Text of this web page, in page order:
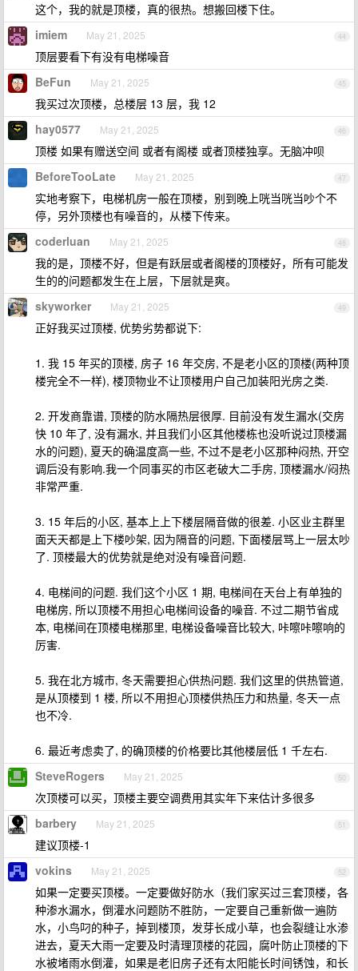
这个，我的就是顶楼，真的很热。想搬回楼下住。
44
imiem May 21, 2025
顶层要看下有没有电梯噪音
45
BeFun May 21, 2025
我买过次顶楼，总楼层 13 层，我 12
46
hay0577 May 21, 2025
顶楼 如果有赠送空间 或者有阁楼 或者顶楼独享。无脑冲呗
47
BeforeTooLate May 21, 2025
实地考察下，电梯机房一般在顶楼，别到晚上咣当咣当吵个不
停，另外顶楼也有噪音的，从楼下传来。
48
coderluan May 21, 2025
我的是，顶楼不好，但是有跃层或者阁楼的顶楼好，所有可能发
生的的问题都发生在上层，下层就是爽。
49
skyworker May 21, 2025
正好我买过顶楼, 优势劣势都说下:
1. 我 15 年买的顶楼, 房子 16 年交房, 不是老小区的顶楼(两种顶
楼完全不一样), 楼顶物业不让顶楼用户自己加装阳光房之类.
2. 开发商靠谱, 顶楼的防水隔热层很厚. 目前没有发生漏水(交房
快 10 年了, 没有漏水, 并且我们小区其他楼栋也没听说过顶楼漏
水的问题), 夏天的确温度高一些, 不过不是老小区那种闷热, 开空
调后没有影响.我一个同事买的市区老破大二手房, 顶楼漏水/闷热
非常严重.
3. 15 年后的小区, 基本上上下楼层隔音做的很差. 小区业主群里
面天天都是上下楼吵架, 因为隔音的问题, 下面楼层骂上一层太吵
了. 顶楼最大的优势就是绝对没有噪音问题.
4. 电梯间的问题. 我们这个小区 1 期, 电梯间在天台上有单独的
电梯房, 所以顶楼不用担心电梯间设备的噪音. 不过二期节省成
本, 电梯间在顶楼电梯那里, 电梯设备噪音比较大, 咔嚓咔嚓响的
厉害.
5. 我在北方城市, 冬天需要担心供热问题. 我们这里的供热管道,
是从顶楼到 1 楼, 所以不用担心顶楼供热压力和热量, 冬天一点
也不冷.
6. 最近考虑卖了, 的确顶楼的价格要比其他楼层低 1 千左右.
50
SteveRogers May 21, 2025
次顶楼可以买，顶楼主要空调费用其实年下来估计多很多
51
barbery May 21, 2025
建议顶楼-1
52
vokins May 21, 2025
如果一定要买顶楼。一定要做好防水（我们家买过三套顶楼，各
种渗水漏水，倒灌水问题防不胜防，一定要自己重新做一遍防
水，小鸟叼的种子，掉到楼顶，发芽长成小草，也会裂缝让水渗
进去，夏天大雨一定要及时清理顶楼的花园，腐叶防止顶楼的下
水被堵雨水倒灌，如果是老旧房子还有太阳能长时间锈蚀，和长